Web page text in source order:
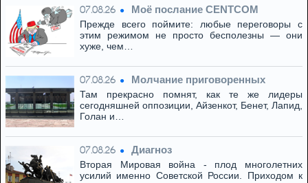
07.08.26 Моё послание CENTCOM
Прежде всего поймите: любые переговоры с
этим режимом не просто бесполезны — они
хуже, чем…
07.08.26 Молчание приговоренных
Там прекрасно помнят, как те же лидеры
сегодняшней оппозиции, Айзенкот, Бенет, Лапид,
Голан и…
07.08.26 Диагноз
Вторая Мировая война - плод многолетних
усилий именно Советской России. Приходом к